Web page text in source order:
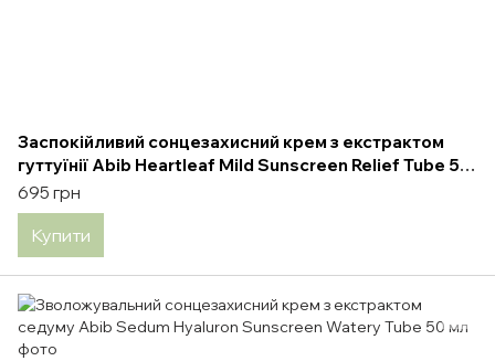
Заспокійливий сонцезахисний крем з екстрактом
гуттуїнії Abib Heartleaf Mild Sunscreen Relief Tube 50
мл
695 грн
Купити